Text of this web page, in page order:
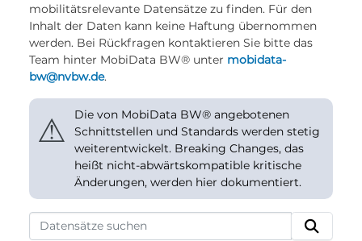
mobilitätsrelevante Datensätze zu finden. Für den
Inhalt der Daten kann keine Haftung übernommen
werden. Bei Rückfragen kontaktieren Sie bitte das
Team hinter MobiData BW® unter mobidata-
bw@nvbw.de.
⚠
Die von MobiData BW® angebotenen
Schnittstellen und Standards werden stetig
weiterentwickelt. Breaking Changes, das
heißt nicht-abwärtskompatible kritische
Änderungen, werden hier dokumentiert.